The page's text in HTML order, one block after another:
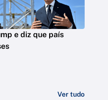
e diz que país
Ver tudo